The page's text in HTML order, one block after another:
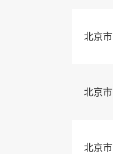
北京市
北京市
北京市